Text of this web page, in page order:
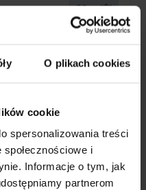
O plikach cookies
cookie
spersonalizowania treści
i
Informacje o tym, jak
partnerom